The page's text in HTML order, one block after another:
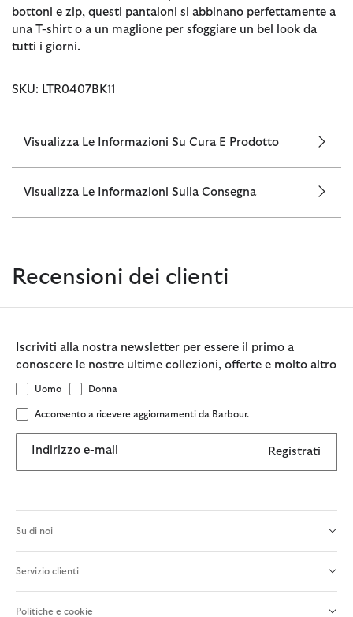
bottoni e zip, questi pantaloni si abbinano perfettamente a
una T-shirt o a un maglione per sfoggiare un bel look da
tutti i giorni.
SKU: LTR0407BK11
Visualizza Le Informazioni Su Cura E Prodotto
Visualizza Le Informazioni Sulla Consegna
Recensioni dei clienti
Iscriviti alla nostra newsletter per essere il primo a
conoscere le nostre ultime collezioni, offerte e molto altro
Uomo Donna
Acconsento a ricevere aggiornamenti da Barbour.
Indirizzo e-mail Registrati
Su di noi
Servizio clienti
Politiche e cookie